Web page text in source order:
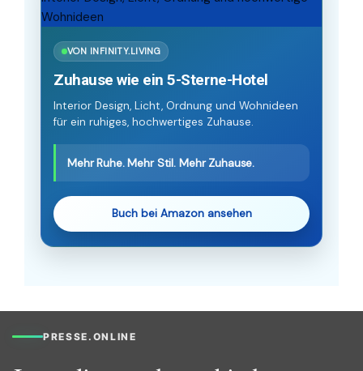
VON INFINITY.LIVING
Zuhause wie ein 5-Sterne-Hotel
Interior Design, Licht, Ordnung und Wohnideen
für ein ruhiges, hochwertiges Zuhause.
Mehr Ruhe. Mehr Stil. Mehr Zuhause.
Buch bei Amazon ansehen
PRESSE.ONLINE